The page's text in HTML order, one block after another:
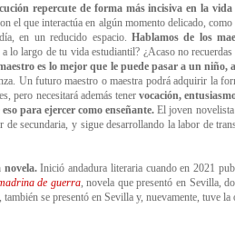
repercute de forma más incisiva en la
el que interactúa en algún momento delicado,
en un reducido espacio. Hablamos de los
lo largo de tu vida estudiantil? ¿Acaso no
es lo mejor que le puede pasar a un niño,
Un futuro maestro o maestra podrá adquirir la
pero necesitará además tener vocación,
para ejercer como enseñante. El joven
secundaria, y sigue desarrollando la labor de
novela.Inició andadura literaria cuando en 2021
de guerra, novela que presentó en Sevilla,
también se presentó en Sevilla y, nuevamente, tuve la